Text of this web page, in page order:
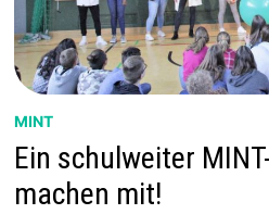
MINT
Ein schulweiter
machen mit!